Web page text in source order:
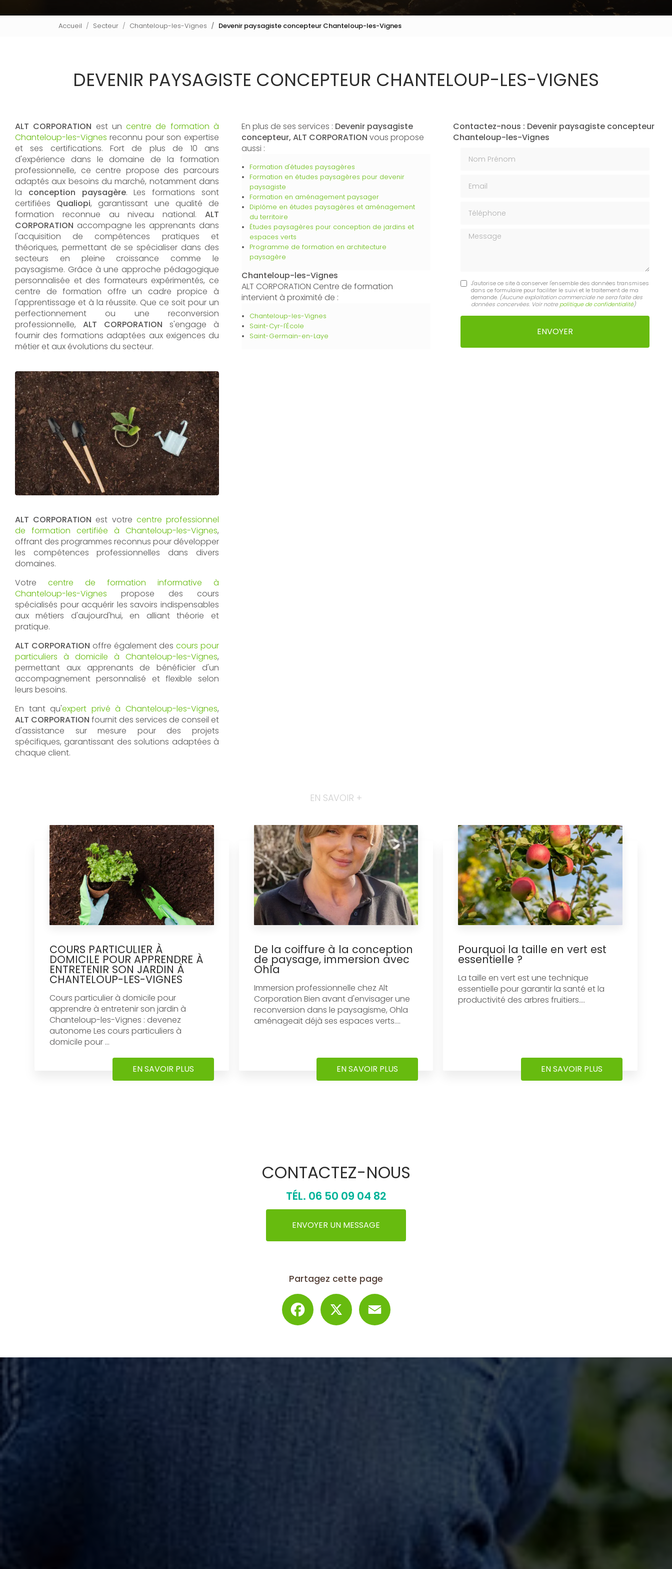
Accueil Secteur Chanteloup-les-Vignes Devenir paysagiste concepteur Chanteloup-les-Vignes
DEVENIR PAYSAGISTE CONCEPTEUR CHANTELOUP-LES-VIGNES
ALT CORPORATION est uncentre de formation à
Chanteloup-les-Vignes reconnu pour son expertise
et ses certifications. Fort de plus de 10 ans
d'expérience dans le domaine de la formation
professionnelle, ce centre propose des parcours
adaptés aux besoins du marché, notamment dans
la conception paysagère. Les formations sont
certifiées Qualiopi, garantissant une qualité de
formation reconnue au niveau national. ALT
CORPORATION accompagne les apprenants dans
l'acquisition de compétences pratiques et
théoriques, permettant de se spécialiser dans des
secteurs en pleine croissance comme le
paysagisme. Grâce à une approche pédagogique
personnalisée et des formateurs expérimentés, ce
centre de formation offre un cadre propice à
l'apprentissage et à la réussite. Que ce soit pour un
perfectionnement ou une reconversion
professionnelle, ALT CORPORATION​​​​​​​ s'engage à
fournir des formations adaptées aux exigences du
métier et aux évolutions du secteur.
ALT CORPORATION est votre centre professionnel
de formation certifiée à Chanteloup-les-Vignes,
offrant des programmes reconnus pour développer
les compétences professionnelles dans divers
domaines.
Votre centre de formation informative à
Chanteloup-les-Vignes propose des cours
spécialisés pour acquérir les savoirs indispensables
aux métiers d'aujourd'hui, en alliant théorie et
pratique.
ALT CORPORATION offre également descours pour
particuliers à domicile à Chanteloup-les-Vignes,
permettant aux apprenants de bénéficier d'un
accompagnement personnalisé et flexible selon
leurs besoins.
En tant qu'expert privé à Chanteloup-les-Vignes,
ALT CORPORATION fournit des services de conseil et
d'assistance sur mesure pour des projets
spécifiques, garantissant des solutions adaptées à
chaque client.
En plus de ses services : Devenir paysagiste
concepteur, ALT CORPORATION vous propose
aussi :
Formation d'études paysagères
Formation en études paysagères pour devenir
paysagiste
Formation en aménagement paysager
Diplôme en études paysagères et aménagement
du territoire
Études paysagères pour conception de jardins et
espaces verts
Programme de formation en architecture
paysagère
Chanteloup-les-Vignes
ALT CORPORATION Centre de formation
intervient à proximité de :
Chanteloup-les-Vignes
Saint-Cyr-l'École
Saint-Germain-en-Laye
Contactez-nous : Devenir paysagiste concepteur
Chanteloup-les-Vignes
Message
J'autorise ce site à conserver l'ensemble des données transmises
dans ce formulaire pour faciliter le suivi et le traitement de ma
demande. (Aucune exploitation commerciale ne sera faite des
données concervées. Voir notre politique de confidentialité)
EN SAVOIR +
COURS PARTICULIER À
DOMICILE POUR APPRENDRE À
ENTRETENIR SON JARDIN À
CHANTELOUP-LES-VIGNES
Cours particulier à domicile pour
apprendre à entretenir son jardin à
Chanteloup-les-Vignes : devenez
autonome Les cours particuliers à
domicile pour ...
EN SAVOIR PLUS
De la coiffure à la conception
de paysage, immersion avec
Ohla
Immersion professionnelle chez Alt
Corporation Bien avant d'envisager une
reconversion dans le paysagisme, Ohla
aménageait déjà ses espaces verts....
EN SAVOIR PLUS
Pourquoi la taille en vert est
essentielle ?
La taille en vert est une technique
essentielle pour garantir la santé et la
productivité des arbres fruitiers....
EN SAVOIR PLUS
CONTACTEZ-NOUS
TÉL. 06 50 09 04 82
ENVOYER UN MESSAGE
Partagez cette page
Facebook